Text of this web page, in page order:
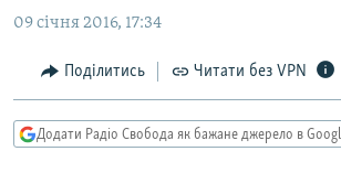
основної
Перейти
до
пошуку
СУСПІЛЬСТВО
РОСІЙСЬКА «ФІЛЬТРАЦІЯ»
ДОНБАС.РЕАЛІЇ
ТИ ЯК?
09 січня 2016, 17:34
Поділитись Читати без VPN
Додати Радіо Свобода як бажане джерело в